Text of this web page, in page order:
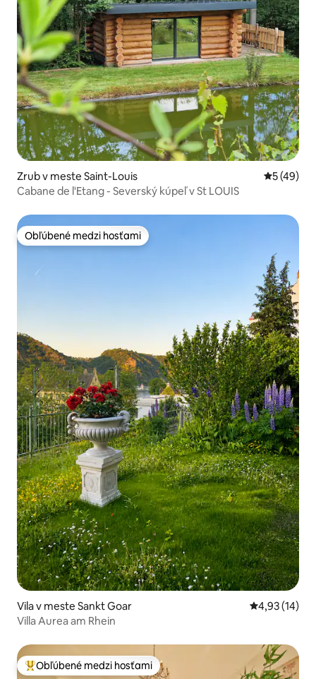
Zrub v meste Saint-Louis
5 (49)
Cabane de l'Etang - Severský kúpeľ v St LOUIS
Obľúbené medzi hosťami
Obľúbené medzi hosťami
Vila v meste Sankt Goar Priemerné
4,93 (14)
Villa Aurea am Rhein
Najobľúbenejšie medzi hosťami
Obľúbené medzi hosťami